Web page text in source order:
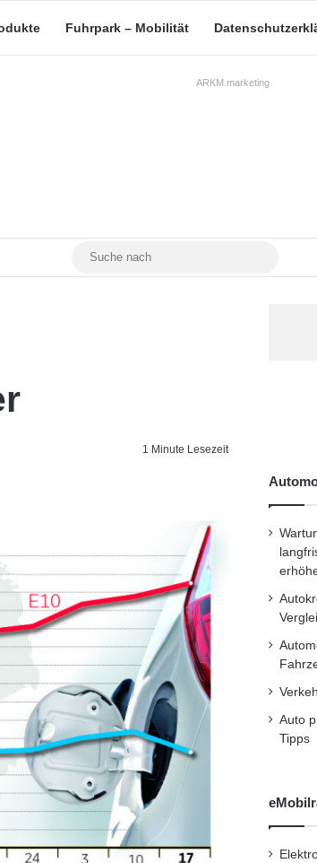
Fuhrpark – Mobilität
ARKM.marketing
YouTubeMastodon
1 Minute Lesezeit
Auto
Tipps